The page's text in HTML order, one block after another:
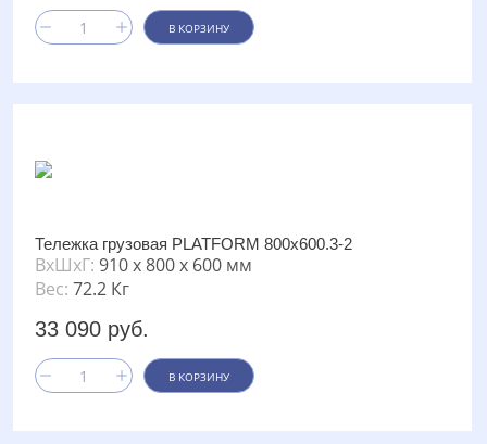
В КОРЗИНУ
Тележка грузовая PLATFORM 800х600.3-2
ВxШxГ: 910 x 800 x 600 мм
Вес: 72.2 Кг
33 090 руб.
В КОРЗИНУ